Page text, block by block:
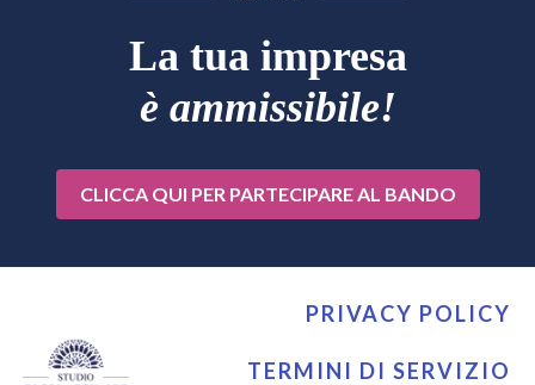
La tua impresa
è ammissibile!
CLICCA QUI PER PARTECIPARE AL BANDO
PRIVACY POLICY
TERMINI DI SERVIZIO